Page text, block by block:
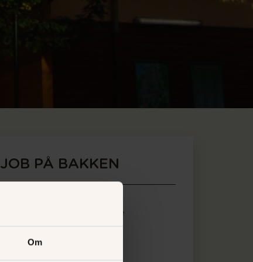
Om
JOB PÅ BAKKEN
Medarbejder til forlystelse
Spøgelsesslottet og ny